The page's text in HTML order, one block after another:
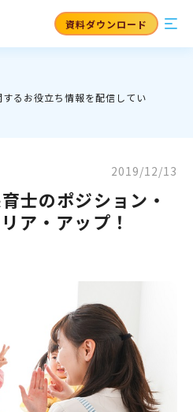
資料ダウンロード
るお役立ち情報を配信してい
2019/12/13
士のポジション・
ア・アップ！